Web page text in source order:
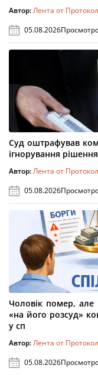
Автор:Лента от
05.08.2026
Суд оштрафував
ігнорування
Автор:Лента от
05.08.2026
Чоловік помер,
«на його розсуд»
у сп
Автор:Лента от
05.08.2026